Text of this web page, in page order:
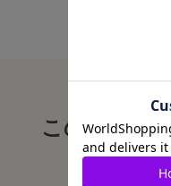
この商品を